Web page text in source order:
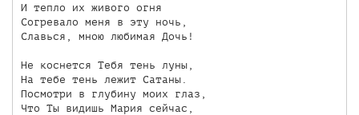
И тепло их живого огня
Согревало меня в эту ночь,
Славься, мною любимая Дочь!
Не коснется Тебя тень луны,
На тебе тень лежит Сатаны.
Посмотри в глубину моих глаз,
Что Ты видишь Мария сейчас,